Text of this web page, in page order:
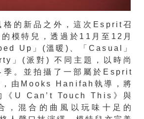
格的新品之外，這次Esprit召
模特兒，透過於11月至12月
Up」(溫暖)、「Casual」
」(派對) 不同主題，以時尚
季。並拍攝了一部屬於Esprit
，由Mooks Hanifah執導，將
《U Can’t Touch This》與
，混合的曲風以玩味十足的